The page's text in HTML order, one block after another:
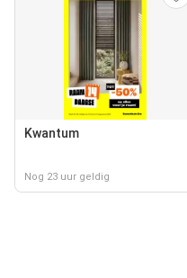
Kwantum
Nog 23 uur geldig